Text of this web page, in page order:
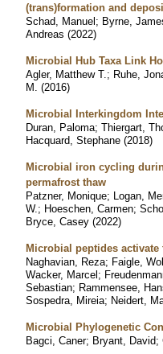
(trans)formation and
Schad, Manuel; Byrne,
Andreas (2022)
Microbial Hub Taxa Link
Agler, Matthew T. ; Ruhe,
M. (2016)
Microbial Interkingdom
Duran, Paloma; Thiergart,
Hacquard, Stephane (2018)
Microbial iron cycling
permafrost thaw
Patzner, Monique; Logan,
W. ; Hoeschen, Carmen;
Bryce, Casey (2022)
Microbial peptides
Naghavian, Reza; Faigle,
Wacker, Marcel;
Sebastian; Rammensee,
Sospedra, Mireia; Neidert,
Microbial Phylogenetic
Bagci, Caner; Bryant, David;